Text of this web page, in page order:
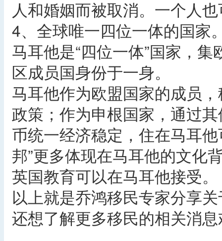
人和婚姻而被取消。一个人
4、全球唯一四位一体的国家
马耳他是“四位一体”国家，
区成员国身份于一身。
马耳他作为欧盟国家的成员
政策；作为申根国家，通过
币统一经济稳定，住在马耳
邦”更多体现在马耳他的文化
英国教育可以在马耳他接受。
以上就是乔鸿移民专家分享
还想了解更多移民的相关消